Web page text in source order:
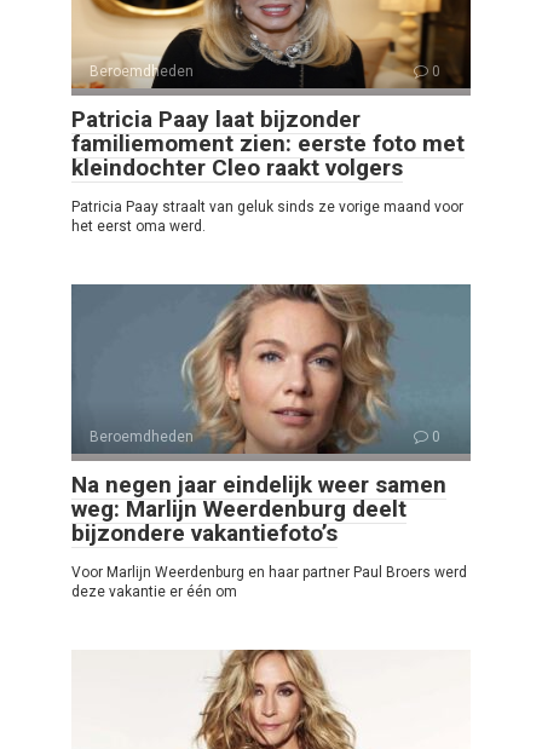
Beroemdheden 0
Patricia Paay laat bijzonder
familiemoment zien: eerste foto met
kleindochter Cleo raakt volgers
Patricia Paay straalt van geluk sinds ze vorige maand voor
het eerst oma werd.
Beroemdheden 0
Na negen jaar eindelijk weer samen
weg: Marlijn Weerdenburg deelt
bijzondere vakantiefoto’s
Voor Marlijn Weerdenburg en haar partner Paul Broers werd
deze vakantie er één om